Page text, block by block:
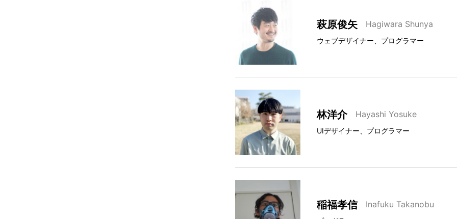
萩原俊矢 Hagiwara Shunya
ウェブデザイナー、プログラマー
林洋介 Hayashi Yosuke
UIデザイナー、プログラマー
稲福孝信 Inafuku Takanobu